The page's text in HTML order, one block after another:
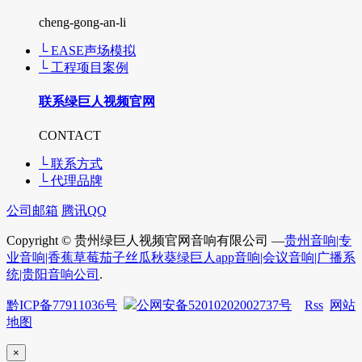
cheng-gong-an-li
└ EASE声场模拟
└ 工程项目案例
联系绿巨人视频官网
CONTACT
└ 联系方式
└ 代理品牌
公司邮箱 腾讯QQ
Copyright © 贵州绿巨人视频官网音响有限公司 —贵州音响|专
业音响|香蕉草莓茄子丝瓜秋葵绿巨人app音响|会议音响|广播系
统|贵阳音响公司 .
黔ICP备77911036号 公网安备52010202002737号 Rss 网站
地图
×